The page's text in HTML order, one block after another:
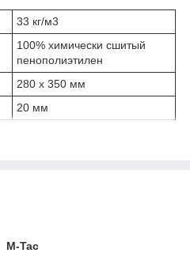
33 кг/м3
100% химически сшитый
пенополиэтилен
280 х 350 мм
20 мм
M-Tac